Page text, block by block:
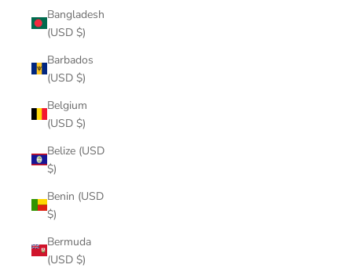
Bangladesh
(USD $)
Barbados
(USD $)
Belgium
(USD $)
Belize (USD
$)
Benin (USD
$)
Bermuda
(USD $)